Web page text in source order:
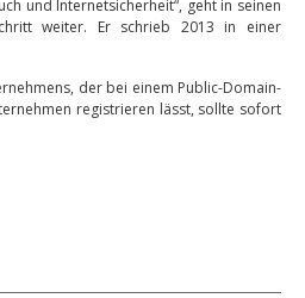
und Internetsicherheit“, geht in seinen
weiter. Er schrieb 2013 in einer
der bei einem Public-Domain-
registrieren lässt, sollte sofort